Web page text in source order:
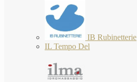
IB Rubinetterie
IL Tempo Del